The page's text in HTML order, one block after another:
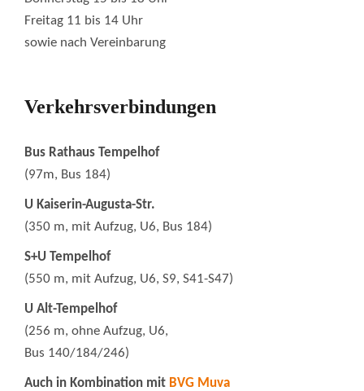
Freitag 11 bis 14 Uhr
sowie nach Vereinbarung
Verkehrsverbindungen
Bus Rathaus Tempelhof
(97m, Bus 184)
U Kaiserin-Augusta-Str.
(350 m, mit Aufzug, U6, Bus 184)
S+U Tempelhof
(550 m, mit Aufzug, U6, S9, S41-S47)
U Alt-Tempelhof
(256 m, ohne Aufzug, U6,
Bus 140/184/246)
Auch in Kombination mit BVG Muva